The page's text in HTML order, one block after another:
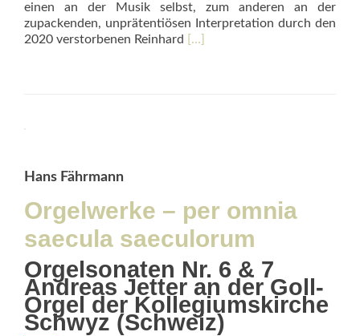
einen an der Musik selbst, zum anderen an der
zupackenden, unprätentiösen Interpretation durch den
2020 verstorbenen Reinhard Read
[…]
Hans Fährmann
Orgelwerke – per omnia
saecula saeculorum
Orgelsonaten Nr. 6 & 7
Andreas Jetter an der Goll-
Orgel der Kollegiumskirche
Schwyz (Schweiz)